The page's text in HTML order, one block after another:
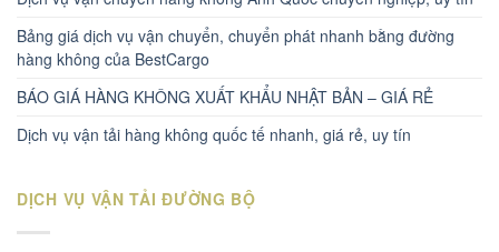
Bảng giá dịch vụ vận chuyển, chuyển phát nhanh bằng đường
hàng không của BestCargo
BÁO GIÁ HÀNG KHÔNG XUẤT KHẨU NHẬT BẢN – GIÁ RẺ
Dịch vụ vận tải hàng không quốc tế nhanh, giá rẻ, uy tín
DỊCH VỤ VẬN TẢI ĐƯỜNG BỘ